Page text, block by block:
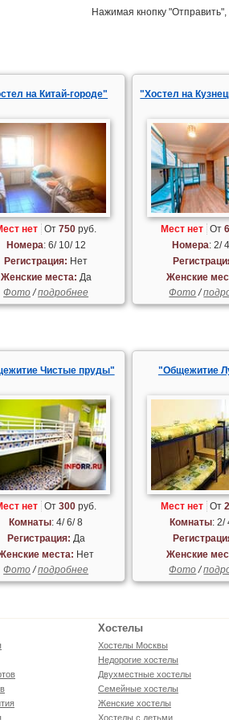
Нажимая кнопку
на Китай-городе"
нет От750 руб.
Номера: 6/ 10/ 12
Регистрация: Нет
Женские места: Да
Фото/подробнее
"Хостел на
Мест нет От
Номера: 2/
Женские
Фото/
Чистые пруды"
нет От300 руб.
Комнаты: 4/ 6/ 8
Регистрация: Да
места: Нет
Фото /подробнее
"Общежитие
Мест нет От
Комнаты: 2/
Женские
Фото /
Хостелы
Хостелы Москвы
Недорогие хостелы
Двухместные хостелы
Семейные хостелы
Женские хостелы
Хостелы с детьми